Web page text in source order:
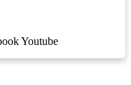
Youtube